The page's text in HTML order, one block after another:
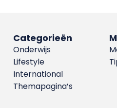
Categorieën
Onderwijs
Lifestyle
International
Themapagina’s